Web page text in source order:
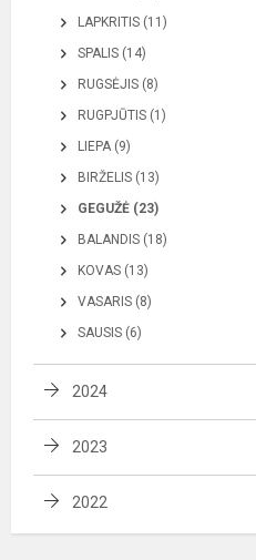
LAPKRITIS (11)
SPALIS (14)
RUGSĖJIS (8)
RUGPJŪTIS (1)
LIEPA (9)
BIRŽELIS (13)
GEGUŽĖ (23)
BALANDIS (18)
KOVAS (13)
VASARIS (8)
SAUSIS (6)
2024
2023
2022